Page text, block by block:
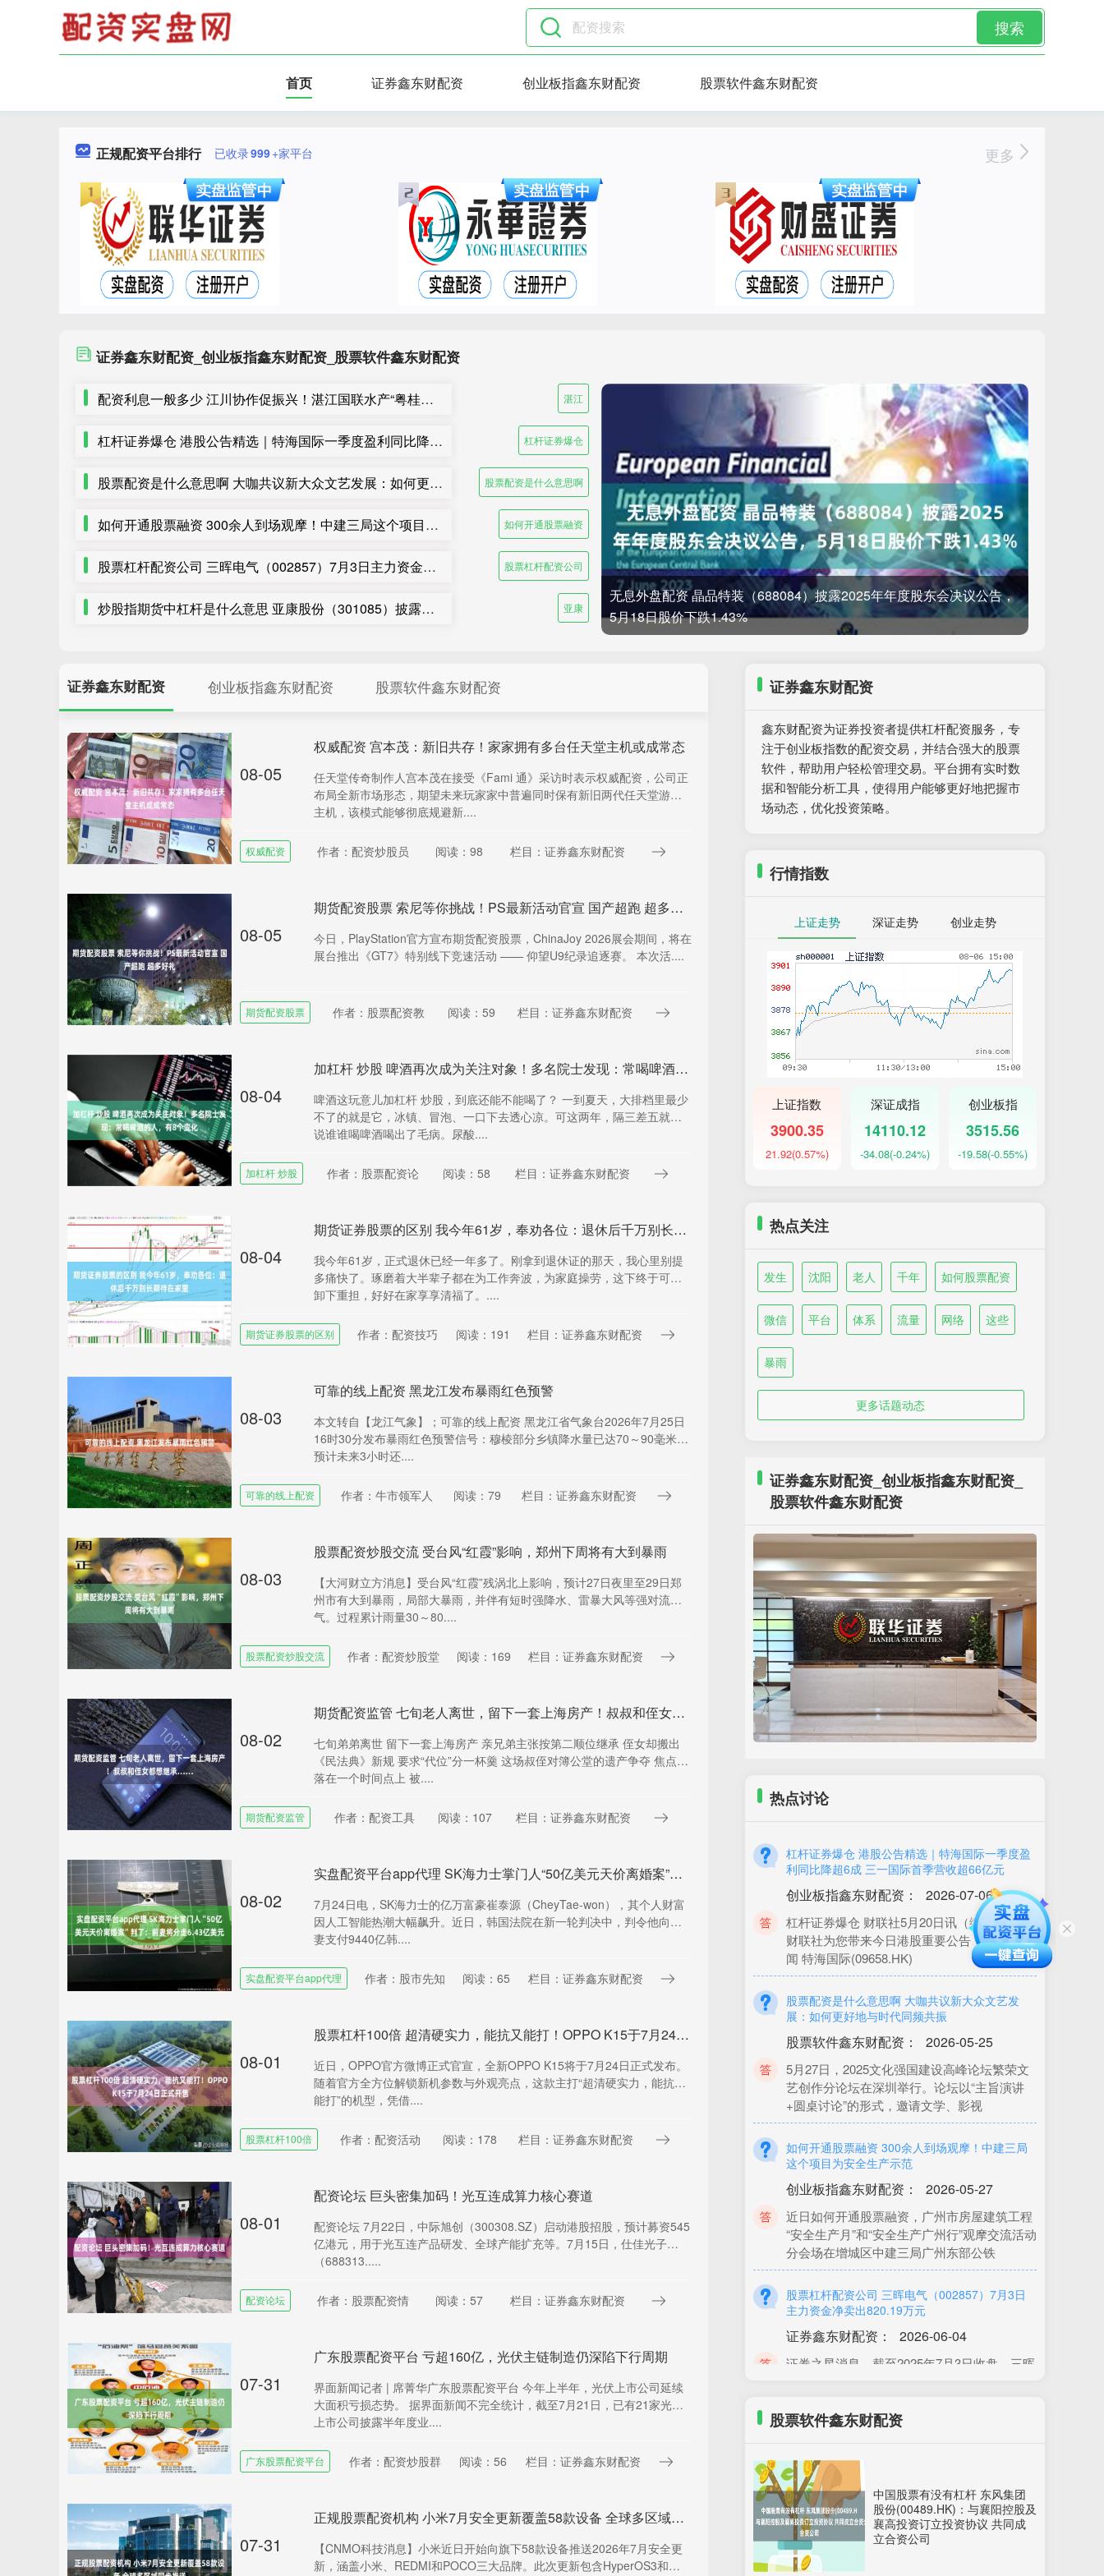
搜索
首页 证券鑫东财配资 创业板指鑫东财配资 股票软件鑫东财配资
正规配资平台排行 已收录999+家平台 更多
证券鑫东财配资_创业板指鑫东财配资_股票软件鑫东财配资
配资利息一般多少 江川协作促振兴！湛江国联水产“粤桂协作帮扶车间”在吴川揭牌 湛江
杠杆证券爆仓 港股公告精选｜特海国际一季度盈利同比降超6成 三一国际首季营收超66亿元 杠杆证券爆仓
股票配资是什么意思啊 大咖共议新大众文艺发展：如何更好地与时代同频共振 股票配资是什么意思啊
如何开通股票融资 300余人到场观摩！中建三局这个项目为安全生产示范 如何开通股票融资
股票杠杆配资公司 三晖电气（002857）7月3日主力资金净卖出820.19万元 股票杠杆配资公司
炒股指期货中杠杆是什么意思 亚康股份（301085）披露向不特定对象发行可转换公司债券持续督导保荐总结报告书，5月18日股价上涨4.64% 亚康
无息外盘配资 晶品特装（688084）披露2025年年度股东会决议公告，
5月18日股价下跌1.43%
证券鑫东财配资 创业板指鑫东财配资 股票软件鑫东财配资
08-05
权威配资 宫本茂：新旧共存！家家拥有多台任天堂主机或成常态
任天堂传奇制作人宫本茂在接受《Fami 通》采访时表示权威配资，公司正
布局全新市场形态，期望未来玩家家中普遍同时保有新旧两代任天堂游戏
主机，该模式能够彻底规避新....
权威配资 作者：配资炒股员 阅读：98 栏目：证券鑫东财配资
08-05
期货配资股票 索尼等你挑战！PS最新活动官宣 国产超跑 超多好礼
今日，PlayStation官方宣布期货配资股票，ChinaJoy 2026展会期间，将在
展台推出《GT7》特别线下竞速活动 —— 仰望U9纪录追逐赛。 本次活....
期货配资股票 作者：股票配资教 阅读：59 栏目：证券鑫东财配资
08-04
加杠杆 炒股 啤酒再次成为关注对象！多名院士发现：常喝啤酒的人，有8个变化
啤酒这玩意儿加杠杆 炒股，到底还能不能喝了？ 一到夏天，大排档里最少
不了的就是它，冰镇、冒泡、一口下去透心凉。可这两年，隔三差五就听
说谁谁喝啤酒喝出了毛病。尿酸....
加杠杆 炒股 作者：股票配资论 阅读：58 栏目：证券鑫东财配资
08-04
期货证券股票的区别 我今年61岁，奉劝各位：退休后千万别长期待在家里
我今年61岁，正式退休已经一年多了。刚拿到退休证的那天，我心里别提
多痛快了。琢磨着大半辈子都在为工作奔波，为家庭操劳，这下终于可以
卸下重担，好好在家享享清福了。....
期货证券股票的区别 作者：配资技巧 阅读：191 栏目：证券鑫东财配资
08-03
可靠的线上配资 黑龙江发布暴雨红色预警
本文转自【龙江气象】；可靠的线上配资 黑龙江省气象台2026年7月25日
16时30分发布暴雨红色预警信号：穆棱部分乡镇降水量已达70～90毫米，
预计未来3小时还....
可靠的线上配资 作者：牛市领军人 阅读：79 栏目：证券鑫东财配资
08-03
股票配资炒股交流 受台风“红霞”影响，郑州下周将有大到暴雨
【大河财立方消息】受台风“红霞”残涡北上影响，预计27日夜里至29日郑
州市有大到暴雨，局部大暴雨，并伴有短时强降水、雷暴大风等强对流天
气。过程累计雨量30～80....
股票配资炒股交流 作者：配资炒股堂 阅读：169 栏目：证券鑫东财配资
08-02
期货配资监管 七旬老人离世，留下一套上海房产！叔叔和侄女都想继承……
七旬弟弟离世 留下一套上海房产 亲兄弟主张按第二顺位继承 侄女却搬出
《民法典》新规 要求“代位”分一杯羹 这场叔侄对簿公堂的遗产争夺 焦点竟
落在一个时间点上 被....
期货配资监管 作者：配资工具 阅读：107 栏目：证券鑫东财配资
08-02
实盘配资平台app代理 SK海力士掌门人“50亿美元天价离婚案”判了：前妻将分走6.43亿美元
7月24日电，SK海力士的亿万富豪崔泰源（CheyTae‑won），其个人财富
因人工智能热潮大幅飙升。近日，韩国法院在新一轮判决中，判令他向前
妻支付9440亿韩....
实盘配资平台app代理 作者：股市先知 阅读：65 栏目：证券鑫东财配资
08-01
股票杠杆100倍 超清硬实力，能抗又能打！OPPO K15于7月24日正式开售
近日，OPPO官方微博正式官宣，全新OPPO K15将于7月24日正式发布。
随着官方全方位解锁新机参数与外观亮点，这款主打“超清硬实力，能抗又
能打”的机型，凭借....
股票杠杆100倍 作者：配资活动 阅读：178 栏目：证券鑫东财配资
08-01
配资论坛 巨头密集加码！光互连成算力核心赛道
配资论坛 7月22日，中际旭创（300308.SZ）启动港股招股，预计募资545
亿港元，用于光互连产品研发、全球产能扩充等。7月15日，仕佳光子
（688313.....
配资论坛 作者：股票配资情 阅读：57 栏目：证券鑫东财配资
07-31
广东股票配资平台 亏超160亿，光伏主链制造仍深陷下行周期
界面新闻记者 | 席菁华广东股票配资平台 今年上半年，光伏上市公司延续
大面积亏损态势。 据界面新闻不完全统计，截至7月21日，已有21家光伏
上市公司披露半年度业....
广东股票配资平台 作者：配资炒股群 阅读：56 栏目：证券鑫东财配资
07-31
正规股票配资机构 小米7月安全更新覆盖58款设备 全球多区域同步推送
【CNMO科技消息】小米近日开始向旗下58款设备推送2026年7月安全更
新，涵盖小米、REDMI和POCO三大品牌。此次更新包含HyperOS3和
证券鑫东财配资
鑫东财配资为证券投资者提供杠杆配资服务，专
注于创业板指数的配资交易，并结合强大的股票
软件，帮助用户轻松管理交易。平台拥有实时数
据和智能分析工具，使得用户能够更好地把握市
场动态，优化投资策略。
行情指数
上证走势 深证走势 创业走势
上证指数
3900.35
21.92(0.57%)
深证成指
14110.12
-34.08(-0.24%)
创业板指
3515.56
-19.58(-0.55%)
热点关注
发生 沈阳 老人 千年 如何股票配资
微信 平台 体系 流量 网络 这些
暴雨
更多话题动态
证券鑫东财配资_创业板指鑫东财配资_
股票软件鑫东财配资
热点讨论
配资利息一般多少 江川协作促振兴！湛江国联水
产“粤桂协作帮扶车间”在吴川揭牌
证券鑫东财配资： 2026-05-25
间”揭牌仪式，吴川市委副书记李翾，三江
利同比降超6成 三一国际首季营收超66亿元
创业板指鑫东财配资： 2026-07-06
杠杆证券爆仓 财联社5月20日讯（编辑 冯轶）
财联社为您带来今日港股重要公告 1）公司要
闻 特海国际(09658.HK)
展：如何更好地与时代同频共振
股票软件鑫东财配资： 2026-05-25
5月27日，2025文化强国建设高峰论坛繁荣文
艺创作分论坛在深圳举行。论坛以“主旨演讲
+圆桌讨论”的形式，邀请文学、影视
这个项目为安全生产示范
创业板指鑫东财配资：
近日如何开通股票融资，广州市房屋建筑工程
“安全生产月”和“安全生产广州行”观摩交流活动
分会场在增城区中建三局广州东部公铁
主力资金净卖出820.19万元
证券鑫东财配资： 2026-06-04
证券之星消息，截至2025年7月3日收盘，三晖
电气(002857)报收于18.92元，下跌1.15%，换
炒股指期货中杠杆是什么意思 亚康股份
4.64%
股票软件鑫东财配资： 2026-07-03
截至2026年5月18日收盘，亚康股份(301085)
报收于79.67元，较前一交易日上涨4.64%，最
新总市值为69.
股票软件鑫东财配资
中国股票有没有杠杆 东风集团
股份(00489.HK)：与襄阳控股及
襄高投资订立投资协议 共同成
立合资公司